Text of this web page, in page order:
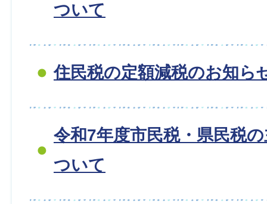
ついて
住民税の定額減税のお知ら
令和7年度市民税・県民税
ついて